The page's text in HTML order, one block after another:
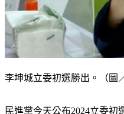
李坤城立委初選勝出。（圖
民進黨今天公布2024立委初